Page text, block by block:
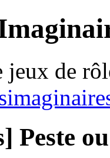
jeux de
Peste